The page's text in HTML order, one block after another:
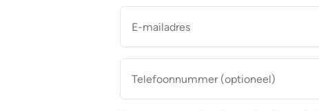
mailadres *
(optioneel)